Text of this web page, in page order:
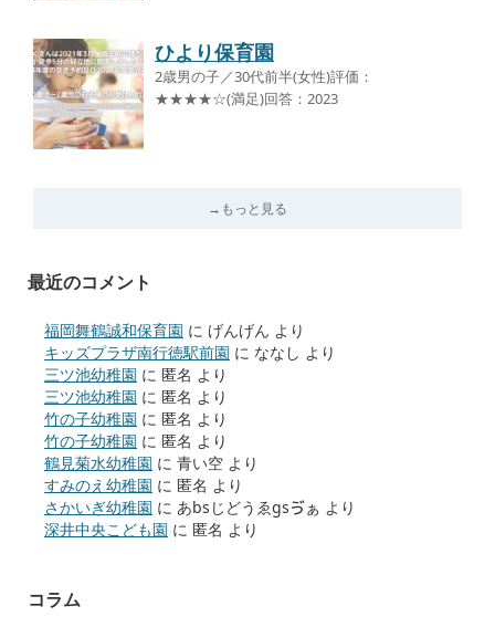
ひより保育園
2歳男の子／30代前半(女性)評価：
★★★★☆(満足)回答：2023
→もっと見る
最近のコメント
福岡舞鶴誠和保育園 に げんげん より
キッズプラザ南行徳駅前園 に ななし より
三ツ池幼稚園 に 匿名 より
三ツ池幼稚園 に 匿名 より
竹の子幼稚園 に 匿名 より
竹の子幼稚園 に 匿名 より
鶴見菊水幼稚園 に 青い空 より
すみのえ幼稚園 に 匿名 より
さかいぎ幼稚園 に あbsじどうゑgsゔぁ より
深井中央こども園 に 匿名 より
コラム